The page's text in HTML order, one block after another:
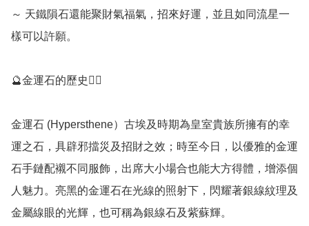
～ 天鐵隕石還能聚財氣福氣，招來好運，並且如同流星一
樣可以許願。
🔮金運石的歷史💁‍♀️
金運石 (Hypersthene）古埃及時期為皇室貴族所擁有的幸
運之石，具辟邪擋災及招財之效；時至今日，以優雅的金運
石手鏈配襯不同服飾，出席大小場合也能大方得體，增添個
人魅力。亮黑的金運石在光線的照射下，閃耀著銀線紋理及
金屬線眼的光輝，也可稱為銀線石及紫蘇輝。